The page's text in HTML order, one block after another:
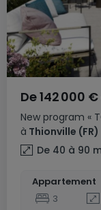
New program «
à Thionville (FR)
De142 000 €
De 40 à 90
Appartement
3